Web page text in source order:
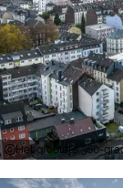
Het grootste 360-